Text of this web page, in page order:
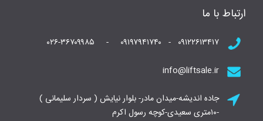
ارتباط با ما
۰۹۱۲۲۶۱۳۴۱۷ - ۰۹۱۹۷۹۴۱۷۴۰ - ۰۲۶-۳۶۷۰۹۹۸۵
info@liftsale.ir
جاده اندیشه-میدان مادر- بلوار نیایش ( سردار سلیمانی )
-۱۰متری سعیدی-کوچه رسول اکرم